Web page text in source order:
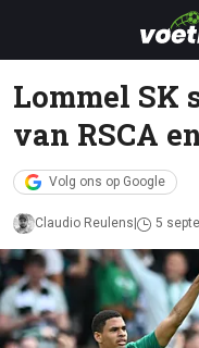
Lommel SK
van RSCA
Volg ons op Google
Claudio Reulens 5